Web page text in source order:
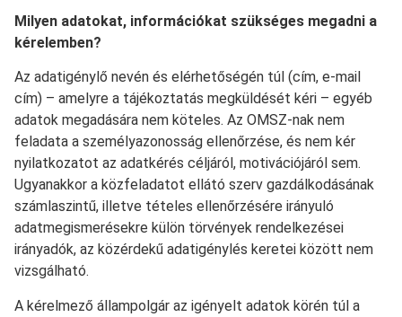
Milyen adatokat, információkat szükséges megadni a
kérelemben?
Az adatigénylő nevén és elérhetőségén túl (cím, e-mail
cím) – amelyre a tájékoztatás megküldését kéri – egyéb
adatok megadására nem köteles. Az OMSZ-nak nem
feladata a személyazonosság ellenőrzése, és nem kér
nyilatkozatot az adatkérés céljáról, motivációjáról sem.
Ugyanakkor a közfeladatot ellátó szerv gazdálkodásának
számlaszintű, illetve tételes ellenőrzésére irányuló
adatmegismerésekre külön törvények rendelkezései
irányadók, az közérdekű adatigénylés keretei között nem
vizsgálható.
A kérelmező állampolgár az igényelt adatok körén túl a